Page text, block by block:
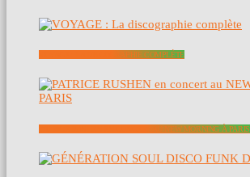
VOYAGE : LA DISCOGRAPHIE COMPLÈTE
PATRICE RUSHEN EN CONCERT AU NEW MORNING À PARIS